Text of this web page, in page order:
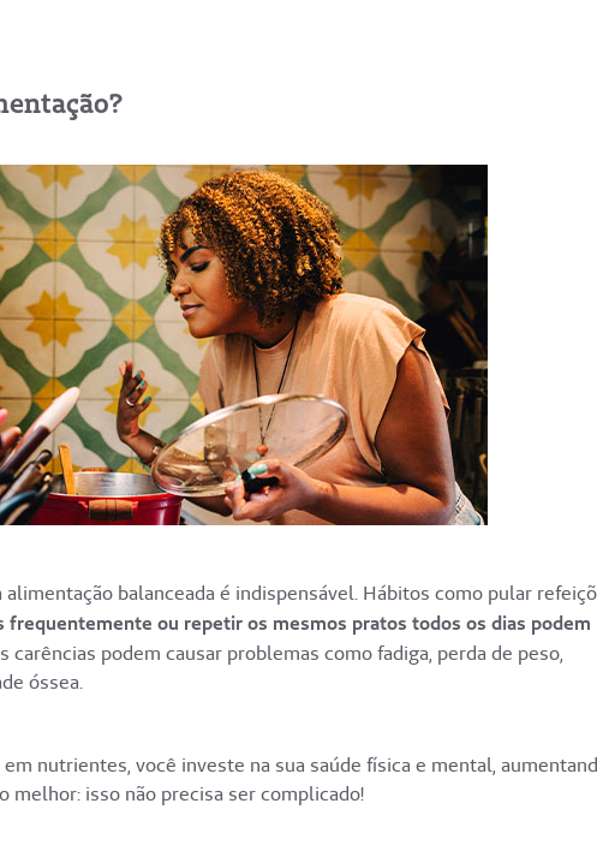
balanceada é indispensável. Hábitos como pular
ou repetir os mesmos pratos todos os dias podem
carências podem causar problemas como fadiga, perda de peso,
óssea.
nutrientes, você investe na sua saúde física e mental,
melhor: isso não precisa ser complicado!